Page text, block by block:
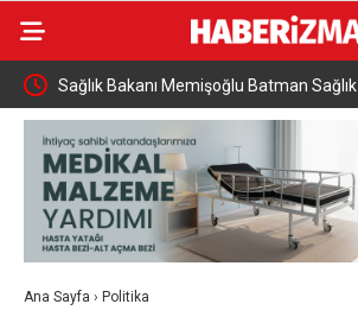
Sağlık Bakanı Memişoğlu Batman Sağlık
Yatırımlarını İnceledi
Ana Sayfa › Politika